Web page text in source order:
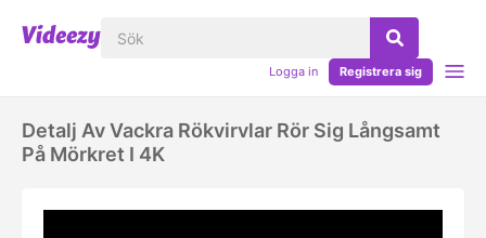
Logga in Registrera sig
Detalj Av Vackra Rökvirvlar Rör Sig Långsamt
På Mörkret I 4K